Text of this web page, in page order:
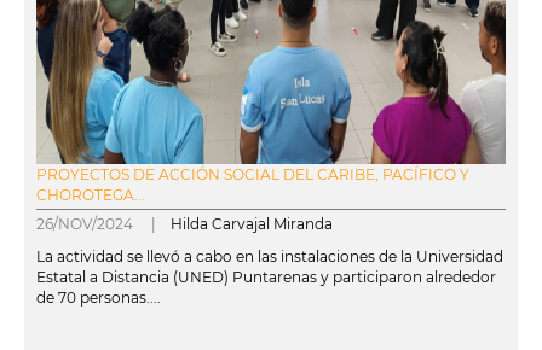
PROYECTOS DE ACCIÓN SOCIAL DEL CARIBE, PACÍFICO Y
CHOROTEGA...
26/NOV/2024 | Hilda Carvajal Miranda
La actividad se llevó a cabo en las instalaciones de la Universidad
Estatal a Distancia (UNED) Puntarenas y participaron alrededor
de 70 personas....